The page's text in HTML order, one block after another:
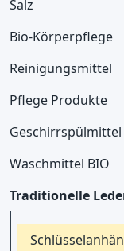
Salz
Bio-Körperpflege
Reinigungsmittel
Pflege Produkte
Geschirrspülmittel
Waschmittel BIO
Traditionelle